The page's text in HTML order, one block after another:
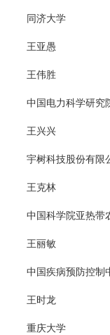
同济大学
王亚愚
王伟胜
中国电力科学研究
王兴兴
宇树科技股份有限
王克林
中国科学院亚热带
王丽敏
中国疾病预防控制
王时龙
重庆大学